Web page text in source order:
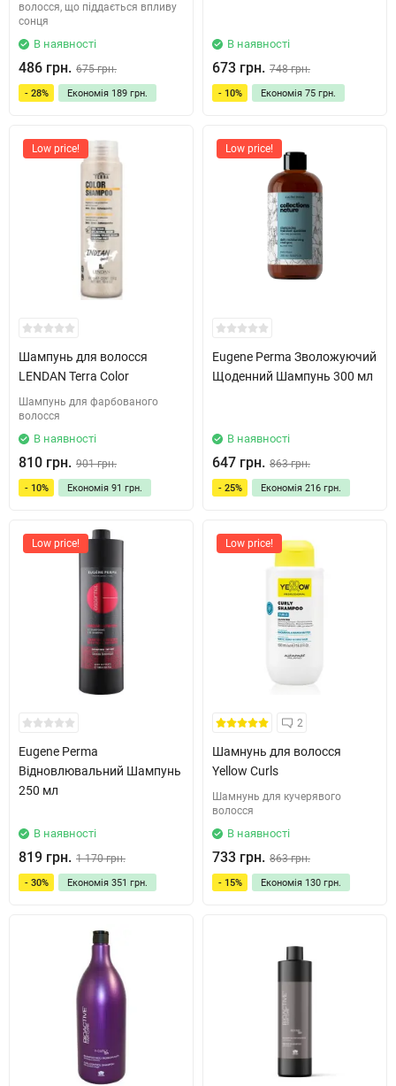
волосся, що піддається впливу
сонця
В наявності
486 грн. 675 грн.
- 28% Економія 189 грн.
В наявності
673 грн. 748 грн.
- 10% Економія 75 грн.
Low price!
Шампунь для волосся
LENDAN Terra Color
Шампунь для фарбованого
волосся
В наявності
810 грн. 901 грн.
- 10% Економія 91 грн.
Low price!
Eugene Perma Зволожуючий
Щоденний Шампунь 300 мл
В наявності
647 грн. 863 грн.
- 25% Економія 216 грн.
Low price!
Eugene Perma
Відновлювальний Шампунь
250 мл
В наявності
819 грн. 1 170 грн.
- 30% Економія 351 грн.
Low price!
2
Шамнунь для волосся
Yellow Curls
Шамнунь для кучерявого
волосся
В наявності
733 грн. 863 грн.
- 15% Економія 130 грн.